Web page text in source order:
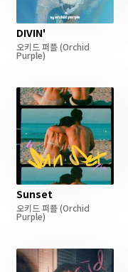
DIVIN'
오키드 퍼플(Orchid
Purple)
Sunset
오키드 퍼플(Orchid
Purple)